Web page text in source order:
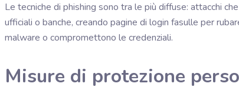
Le tecniche di phishing sono tra le più diffuse: attacchi
ufficiali o banche, creando pagine di login fasulle per
malware o compromettono le credenziali.
Misure di protezione